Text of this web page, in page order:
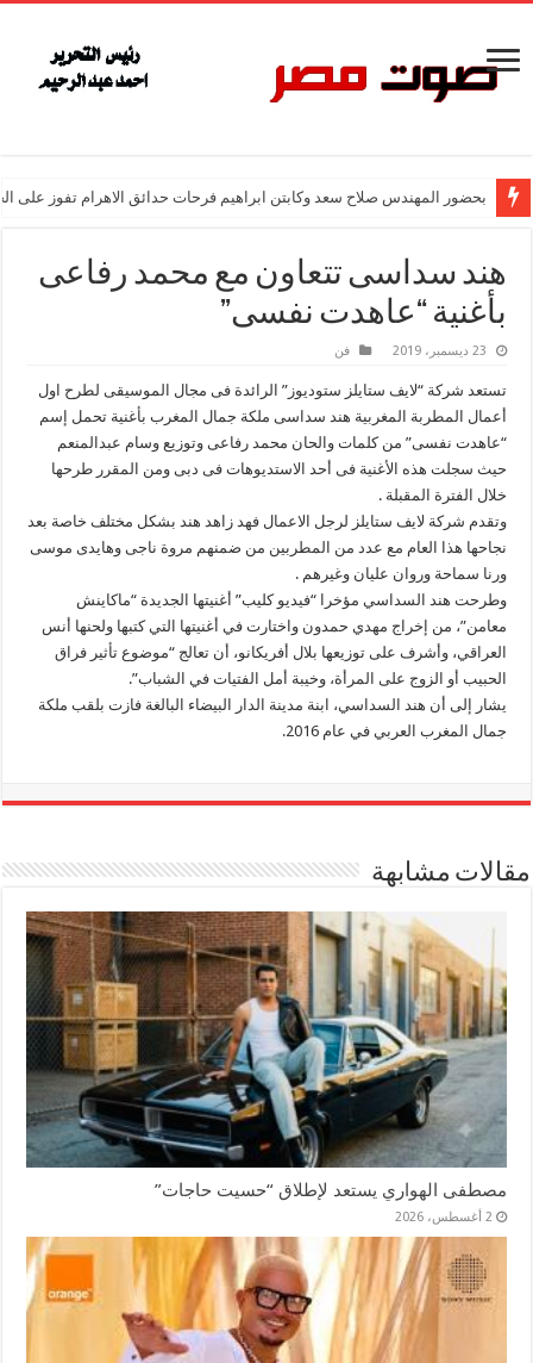
بحضور المهندس صلاح سعد وكابتن ابراهيم فرحات حدائق الاهرام تفوز على
هند سداسى تتعاون مع محمد رفاعى
بأغنية “عاهدت نفسى”
23 ديسمبر، 2019 فن
تستعد شركة “لايف ستايلز ستوديوز” الرائدة فى مجال الموسيقى لطرح اول
أعمال المطربة المغربية هند سداسى ملكة جمال المغرب بأغنية تحمل إسم
“عاهدت نفسى” من كلمات والحان محمد رفاعى وتوزيع وسام عبدالمنعم
حيث سجلت هذه الأغنية فى أحد الاستديوهات فى دبى ومن المقرر طرحها
خلال الفترة المقبلة .
وتقدم شركة لايف ستايلز لرجل الاعمال فهد زاهد هند بشكل مختلف خاصة بعد
نجاحها هذا العام مع عدد من المطربين من ضمنهم مروة ناجى وهايدى موسى
ورنا سماحة وروان عليان وغيرهم .
وطرحت هند السداسي مؤخرا “فيديو كليب” أغنيتها الجديدة “ماكاينش
معامن”، من إخراج مهدي حمدون واختارت في أغنيتها التي كتبها ولحنها أنس
العراقي، وأشرف على توزيعها بلال أفريكانو، أن تعالج “موضوع تأثير فراق
الحبيب أو الزوج على المرأة، وخيبة أمل الفتيات في الشباب”.
يشار إلى أن هند السداسي، ابنة مدينة الدار البيضاء البالغة فازت بلقب ملكة
جمال المغرب العربي في عام 2016.
مقالات مشابهة
مصطفى الهواري يستعد لإطلاق “حسيت حاجات”
2 أغسطس، 2026